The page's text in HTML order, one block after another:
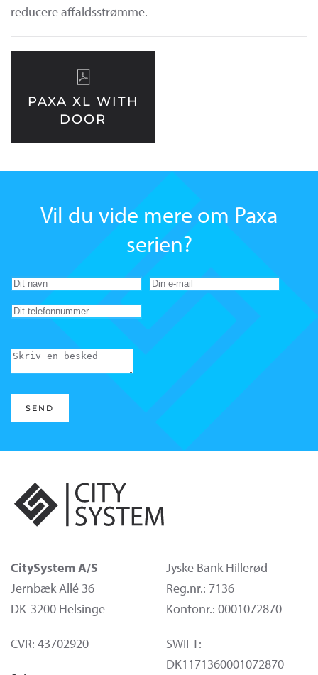
reducere affaldsstrømme.
PAXA XL WITH
DOOR
Vil du vide mere om Paxa
serien?
SEND
CitySystem A/S
Jernbæk Allé 36
DK-3200 Helsinge
CVR: 43702920
Jyske Bank Hillerød
Reg.nr.: 7136
Kontonr.: 0001072870
SWIFT:
DK1171360001072870